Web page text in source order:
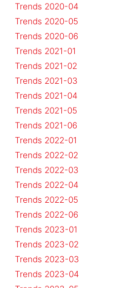
Trends 2020-04
Trends 2020-05
Trends 2020-06
Trends 2021-01
Trends 2021-02
Trends 2021-03
Trends 2021-04
Trends 2021-05
Trends 2021-06
Trends 2022-01
Trends 2022-02
Trends 2022-03
Trends 2022-04
Trends 2022-05
Trends 2022-06
Trends 2023-01
Trends 2023-02
Trends 2023-03
Trends 2023-04